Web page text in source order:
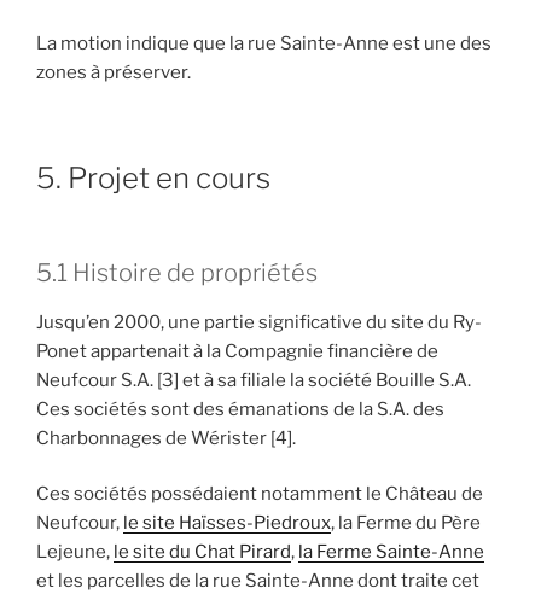
La motion indique que la rue Sainte-Anne est une des
zones à préserver.
5. Projet en cours
5.1 Histoire de propriétés
Jusqu’en 2000, une partie significative du site du Ry-
Ponet appartenait à la Compagnie financière de
Neufcour S.A. [3] et à sa filiale la société Bouille S.A.
Ces sociétés sont des émanations de la S.A. des
Charbonnages de Wérister [4].
Ces sociétés possédaient notamment le Château de
Neufcour, le site Haïsses-Piedroux, la Ferme du Père
Lejeune, le site du Chat Pirard, la Ferme Sainte-Anne
et les parcelles de la rue Sainte-Anne dont traite cet